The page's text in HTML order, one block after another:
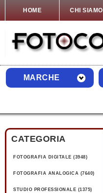
HOME CHI SIAMO
MARCHE
CATEGORIA
FOTOGRAFIA DIGITALE (3948)
FOTOGRAFIA ANALOGICA (7640)
STUDIO PROFESSIONALE (1375)